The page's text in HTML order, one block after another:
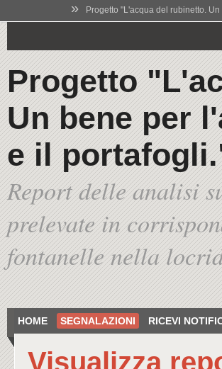
» Progetto "L'acqua del rubinetto.
Progetto
Un bene per
e il
Report delle analisi
prelevate in
fontanelle nella
HOME SEGNALAZIONI RICEVI
Visualizza